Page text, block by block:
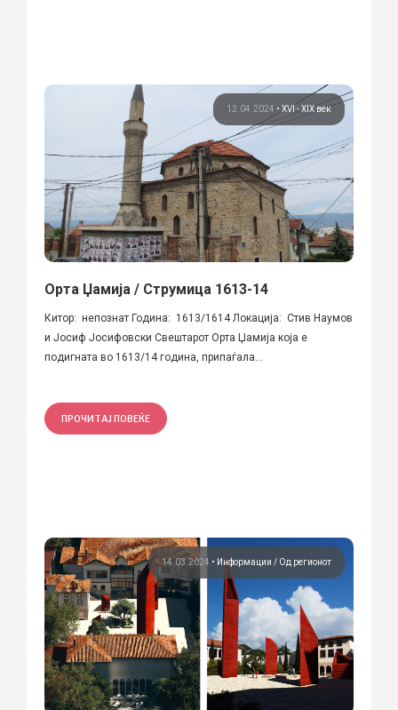
12.04.2024 • XVI - XIX век
Орта Џамија / Струмица 1613-14
Китор: непознат Година: 1613/1614 Локација: Стив Наумов
и Јосиф Јосифовски Свештарот Орта Џамија која е
подигната во 1613/14 година, припаѓала...
ПРОЧИТАЈ ПОВЕЌЕ
14.03.2024 • Информации Од регионот